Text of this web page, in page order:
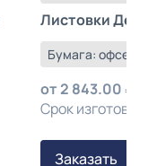
Листовки
Бумага:
от2 843.00
Срок
Заказать